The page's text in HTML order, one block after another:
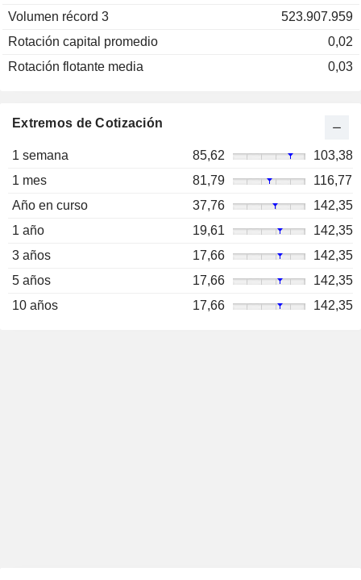
Volumen récord 3
523.907.959
Rotación capital promedio
0,02
Rotación flotante media
0,03
Extremos de Cotización
1 semana 85,62
103,38
1 mes
81,79
116,77
Año en curso
37,76
142,35
1 año
19,61
142,35
3 años
17,66
142,35
5 años
17,66
142,35
10 años
17,66 142,35